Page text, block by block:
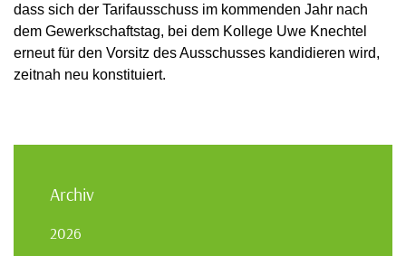
dass sich der Tarifausschuss im kommenden Jahr nach
dem Gewerkschaftstag, bei dem Kollege Uwe Knechtel
erneut für den Vorsitz des Ausschusses kandidieren wird,
zeitnah neu konstituiert.
Archiv
2026